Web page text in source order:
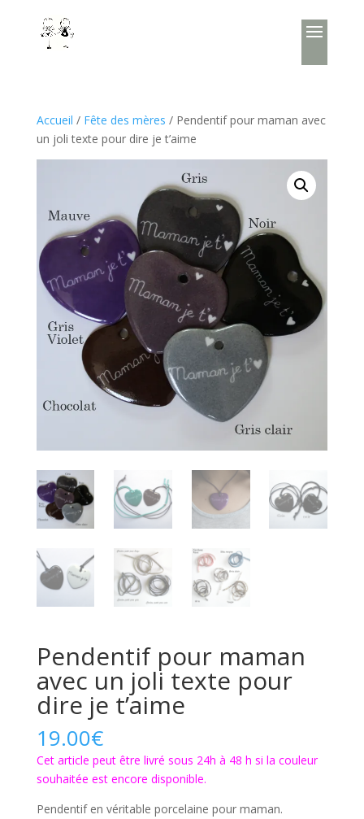
Accueil / Fête des mères / Pendentif pour maman avec
un joli texte pour dire je t’aime
Pendentif pour maman
avec un joli texte pour
dire je t’aime
19.00€
Cet article peut être livré sous 24h à 48 h si la couleur
souhaitée est encore disponible.
Pendentif en véritable porcelaine pour maman.